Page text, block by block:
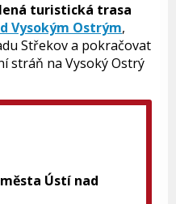
turistická trasa
Vysokým Ostrým,
Střekov a pokračovat
stráň na Vysoký Ostrý
Ústí nad